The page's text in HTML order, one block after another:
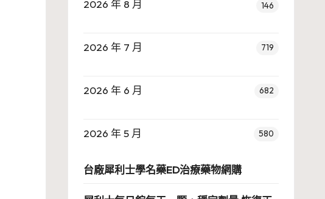
2026 年 8 月 146
2026 年 7 月 719
2026 年 6 月 682
2026 年 5 月 580
台廠犀利士學名藥ED治療藥物網購